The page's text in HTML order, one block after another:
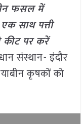
फसल में
साथ पत्ती
पर करें
संस्थान- इंदौर
कृषकों को